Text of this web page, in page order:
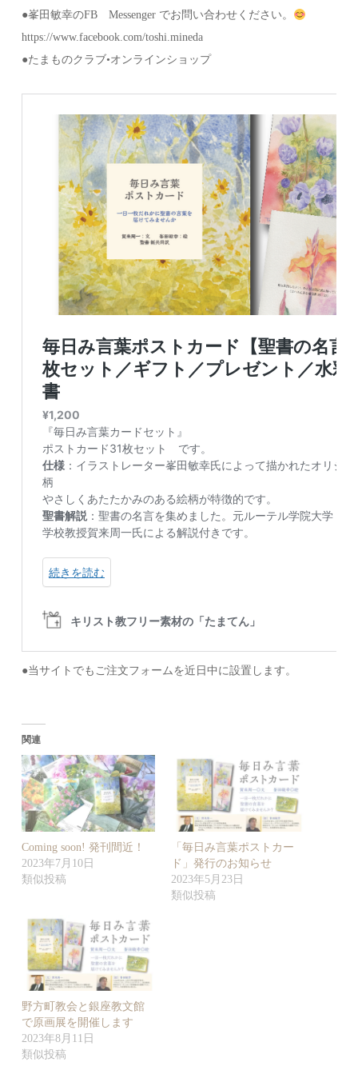
●峯田敏幸のFB Messenger でお問い合わせください。
https://www.facebook.com/toshi.mineda
●たまものクラブ•オンラインショップ
●当サイトでもご注文フォームを近日中に設置します。
関連
Coming soon! 発刊間近！
2023年7月10日
類似投稿
「毎日み言葉ポストカー
ド」発行のお知らせ
2023年5月23日
類似投稿
野方町教会と銀座教文館
で原画展を開催します
2023年8月11日
類似投稿